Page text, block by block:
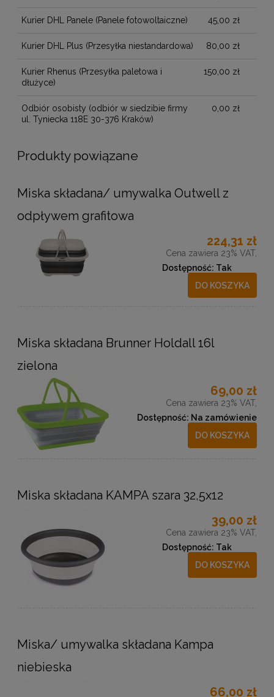
Kurier DHL Panele (Panele fotowoltaiczne) 45,00 zł
Kurier DHL Plus (Przesyłka niestandardowa) 80,00 zł
Kurier Rhenus (Przesyłka paletowa i
dłużyce)
150,00 zł
Odbiór osobisty (odbiór w siedzibie firmy
ul. Tyniecka 118E 30-376 Kraków)
0,00 zł
Produkty powiązane
Miska składana/ umywalka Outwell z
odpływem grafitowa
224,31 zł
Cena zawiera 23% VAT,
Dostępność: Tak
DO KOSZYKA
Miska składana Brunner Holdall 16l
zielona
69,00 zł
Cena zawiera 23% VAT,
Dostępność: Na zamówienie
DO KOSZYKA
Miska składana KAMPA szara 32,5x12
39,00 zł
Cena zawiera 23% VAT,
Dostępność: Tak
DO KOSZYKA
Miska/ umywalka składana Kampa
niebieska
66,00 zł